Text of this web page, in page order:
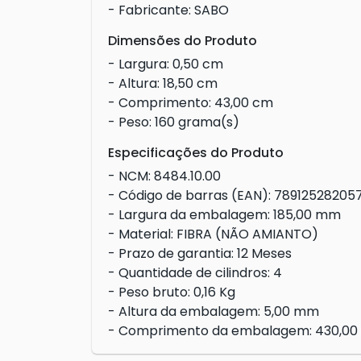
- Fabricante: SABO
Dimensões do Produto
- Largura: 0,50 cm
- Altura: 18,50 cm
- Comprimento: 43,00 cm
- Peso: 160 grama(s)
Especificações do Produto
- NCM: 8484.10.00
- Código de barras (EAN):
- Largura da embalagem: 185,00 mm
- Material: FIBRA (NÃO AMIANTO)
- Prazo de garantia: 12 Meses
- Quantidade de cilindros: 4
- Peso bruto: 0,16 Kg
- Altura da embalagem: 5,00 mm
- Comprimento da embalagem: